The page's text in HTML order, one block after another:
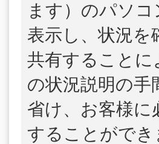
ます）のパソコ
表示し、状況
共有すること
の状況説明の手
省け、お客様に
することができ